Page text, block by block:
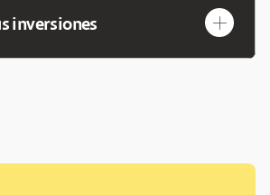
inversiones plus